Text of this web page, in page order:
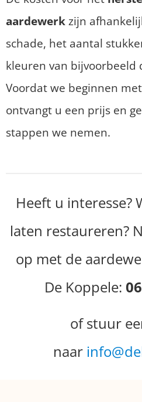
aardewerkzijn
schade, het aantal
kleuren van bijvoorbeeld
Voordat we beginnen
ontvangt u een prijs en
stappen we nemen.
Heeft u interesse?
laten restaureren?
op met de
De Koppele:
of stuur
naar